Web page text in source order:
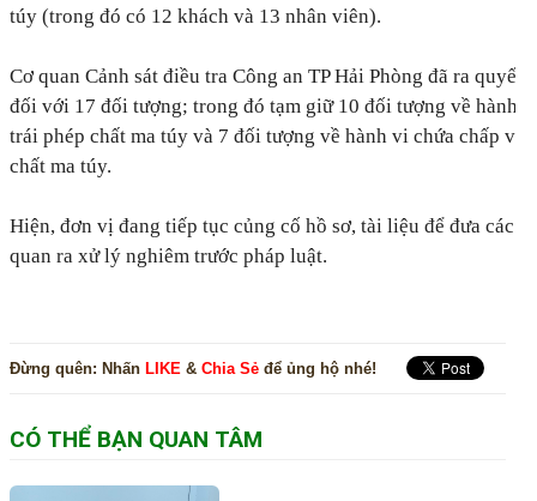
túy (trong đó có 12 khách và 13 nhân viên).
Cơ quan Cảnh sát điều tra Công an TP Hải Phòng đã ra quyết
đối với 17 đối tượng; trong đó tạm giữ 10 đối tượng về hành
trái phép chất ma túy và 7 đối tượng về hành vi chứa chấp
chất ma túy.
Hiện, đơn vị đang tiếp tục củng cố hồ sơ, tài liệu để đưa các
quan ra xử lý nghiêm trước pháp luật.
Đừng quên: Nhấn LIKE & Chia Sẻ để ủng hộ nhé!
CÓ THỂ BẠN QUAN TÂM